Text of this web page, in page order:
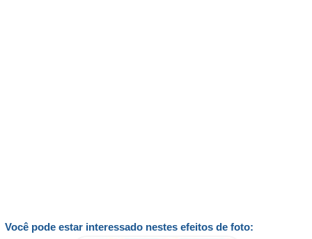
Você pode estar interessado nestes efeitos de foto: